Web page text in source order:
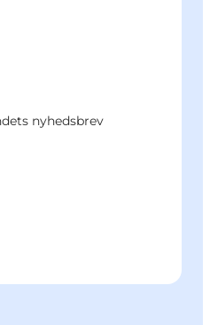
nyhedsbrev